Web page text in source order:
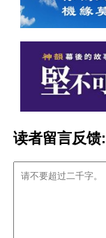
读者留言反馈: